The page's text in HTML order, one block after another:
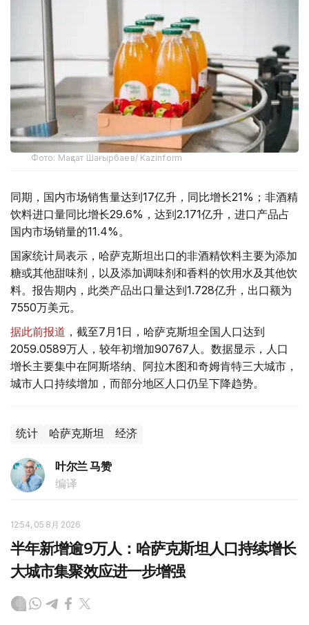
Фото: Мақсат Шағырбаев/ Kazinform
同期，国内市场销售量达到17亿升，同比增长21%；非酒精
饮料进口量同比增长29.6%，达到2.171亿升，进口产品占
国内市场销量的11.4%。
国家统计局表示，哈萨克斯坦出口的非酒精饮料主要为添加
糖或其他甜味剂，以及添加调味剂和香料的饮用水及其他饮
料。报告期内，此类产品出口量达到1.728亿升，出口额为
7550万美元。
据此前报道 ，截至7月1日，哈萨克斯坦全国人口达到
2059.0589万人，较年初增加90767人。数据显示，人口
增长主要集中在阿斯塔纳、阿拉木图和奇姆肯特三大城市，
城市人口持续增加，而部分地区人口仍呈下降趋势。
统计 哈萨克斯坦 经济
叶尔兰 马赞
编译
12:54, 05 8月 2026
半年新增逾9万人：哈萨克斯坦人口持续增长
大城市集聚效应进一步增强